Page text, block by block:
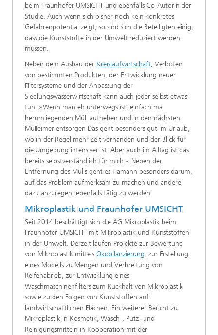
beim Fraunhofer UMSICHT und ebenfalls Co-Autorin der
Studie. Auch wenn sich bisher noch kein konkretes
Gefahrenpotential zeigt, so sind sich die Beteiligten einig,
dass die Kunststoffe in der Umwelt reduziert werden
müssen.
Neben dem Ausbau der Kreislaufwirtschaft, Verboten
von bestimmten Produkten, der Entwicklung neuer
Filtersysteme und der Anpassung der
Siedlungswasserwirtschaft kann auch jeder selbst etwas
tun: »Wenn man eh unterwegs ist, einfach mal
herumliegenden Müll aufheben und in den nächsten
Mülleimer entsorgen Das geht besonders gut im Urlaub,
wo in der Regel mehr Zeit vorhanden und der Blick für
die Umgebung intensiver ist. Aber auch im Alltag ist das
bereits selbstverständlich für mich.« Neben der
Entfernung des Mülls geht es Hamann besonders darum,
auf das Problem aufmerksam zu machen und andere
dazu anzuregen, ebenfalls tätig zu werden.
Mikroplastik und Fraunhofer UMSICHT
Seit 2014 beschäftigt sich die AG Mikroplastik beim
Fraunhofer UMSICHT mit Mikroplastik und Kunststoffen
in der Umwelt. Derzeit laufen Projekte zur Bewertung
von Mikroplastik mittels Ökobilanzierung, zur Erstellung
eines Modells zu Mengen und Verbreitung von
Reifenabrieb, zur Entwicklung eines
Waschmaschinenfilters zum Rückhalt von Mikroplastik
sowie zu den Folgen von Kunststoffen auf
landwirtschaftlichen Flächen. Ein weiterer Bericht zu
Mikroplastik in Kosmetik, Wasch-, Putz- und
Reinigungsmitteln in Kooperation mit der